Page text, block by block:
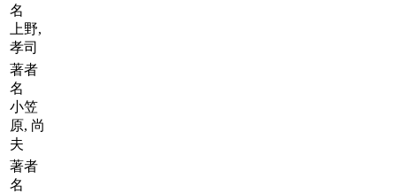
名
上野,
孝司
著者
名
小笠
原, 尚
夫
著者
名